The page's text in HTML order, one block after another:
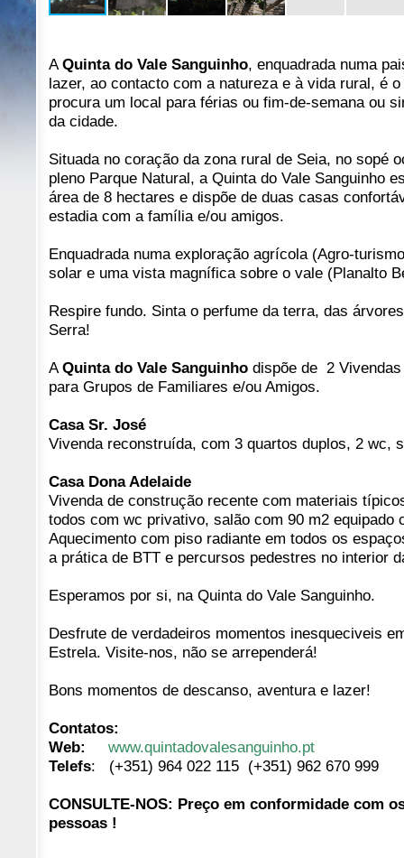
AQuinta do Vale Sanguinho, enquadrada numa
lazer, ao contacto com a natureza e à vida rural, é
procura um local para férias ou fim-de-semana ou
da cidade.
Situada no coração da zona rural de Seia, no sopé
pleno Parque Natural, a Quinta do Vale Sanguinho
área de 8 hectares e dispõe de duas casas
estadia com a família e/ou amigos.
Enquadrada numa exploração agrícola (Agro-
solar e uma vista magnífica sobre o vale (Planalto
Respire fundo. Sinta o perfume da terra, das
Serra!
AQuinta do Vale Sanguinho dispõe de 2
para Grupos de Familiares e/ou Amigos.
Casa Sr. José
Vivenda reconstruída, com 3 quartos duplos, 2 wc,
Casa Dona Adelaide
Vivenda de construção recente com materiais
todos com wc privativo, salão com 90 m2 equipado
Aquecimento com piso radiante em todos os
a prática de BTT e percursos pedestres no interior
Esperamos por si, na Quinta do Vale Sanguinho.
Desfrute de verdadeiros momentos inesqueciveis
Estrela. Visite-nos, não se arrependerá!
Bons momentos de descanso, aventura e lazer!
Contatos:
Web:
www.quintadovalesanguinho.pt
Telefs: (+351) 964 022 115 (+351) 962 670 999
CONSULTE-NOS: Preço em conformidade com
pessoas !